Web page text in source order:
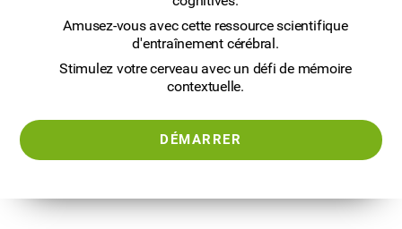
Amusez-vous avec cette ressource scientifique
d'entraînement cérébral.
Stimulez votre cerveau avec un défi de mémoire
contextuelle.
DÉMARRER